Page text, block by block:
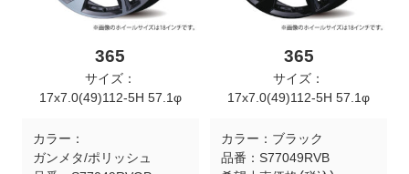
365
サイズ：
17x7.0(49)112-5H 57.1φ
カラー：
ガンメタ/ポリッシュ
365
サイズ：
17x7.0(49)112-5H 57.1φ
カラー： ブラック
品番： S77049RVB